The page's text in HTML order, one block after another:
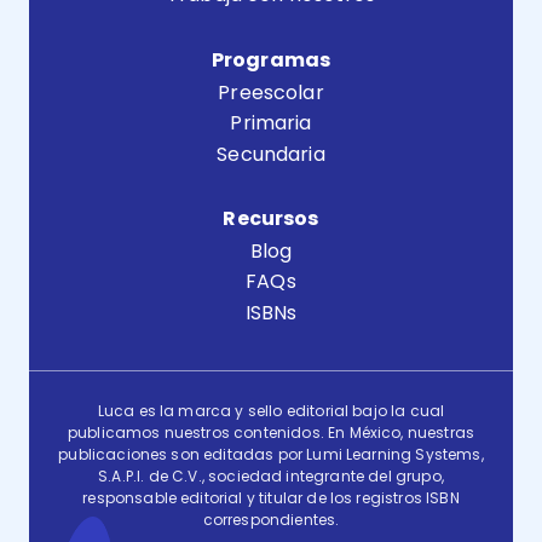
Programas
Preescolar
Primaria
Secundaria
Recursos
Blog
FAQs
ISBNs
Luca es la marca y sello editorial bajo la cual
publicamos nuestros contenidos. En México, nuestras
publicaciones son editadas por Lumi Learning Systems,
S.A.P.I. de C.V., sociedad integrante del grupo,
responsable editorial y titular de los registros ISBN
correspondientes.